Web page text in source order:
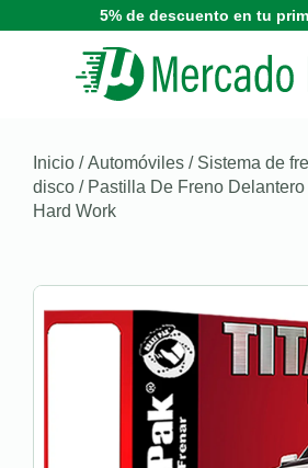
5% de descuento en tu
Inicio /Automóviles / Sistema de
disco / Pastilla De Freno
Hard Work